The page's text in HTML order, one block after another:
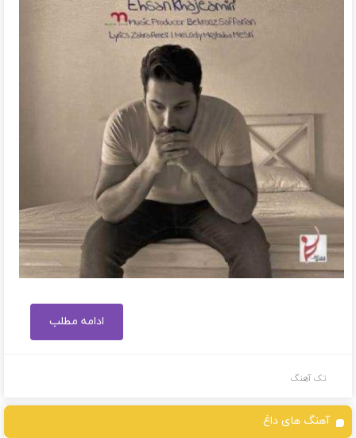
ادامه مطلب
تک آهنگ
آهنگ های داغ